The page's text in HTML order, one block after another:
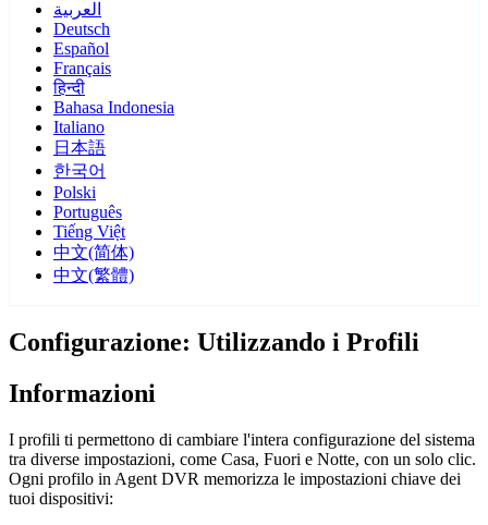
العربية
Deutsch
Español
Français
हिन्दी
Bahasa Indonesia
Italiano
日本語
한국어
Polski
Português
Tiếng Việt
中文(简体)
中文(繁體)
Configurazione: Utilizzando i Profili
Informazioni
I profili ti permettono di cambiare l'intera configurazione del sistema
tra diverse impostazioni, come Casa, Fuori e Notte, con un solo clic.
Ogni profilo in Agent DVR memorizza le impostazioni chiave dei
tuoi dispositivi: